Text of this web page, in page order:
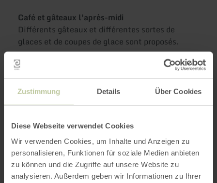
Zustimmung Details Über Cookies
Diese Webseite verwendet Cookies
Wir verwenden Cookies, um Inhalte und Anzeigen zu
personalisieren, Funktionen für soziale Medien anbieten
zu können und die Zugriffe auf unsere Website zu
analysieren. Außerdem geben wir Informationen zu Ihrer
Café et gâteaux l'après-midi
Différents gâteaux et différentes sortes de
glaces et de coupes de glace sont proposés.
Boissons
Tasse de café, thé, cacao, lait, capuccino,
espresso, latte macchiato
emporter)
Snacks - pour les petites faims
Fricadelle avec petit pain ou pain
Rohesser